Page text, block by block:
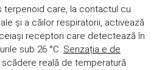
terpenoid care, la contactul cu
și a căilor respiratorii, activează
receptori care detectează în
sub 26 °C. Senzația e de
scădere reală de temperatură.